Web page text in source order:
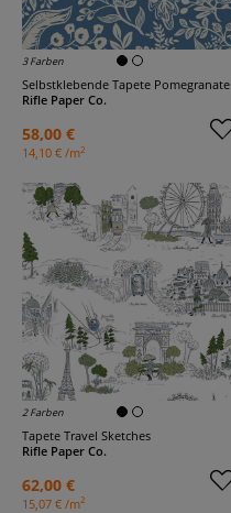
3 Farben
Selbstklebende Tapete Pomegranate
Rifle Paper Co.
58,00 €
14,10 € /m2
2 Farben
Tapete Travel Sketches
Rifle Paper Co.
62,00 €
15,07 € /m2